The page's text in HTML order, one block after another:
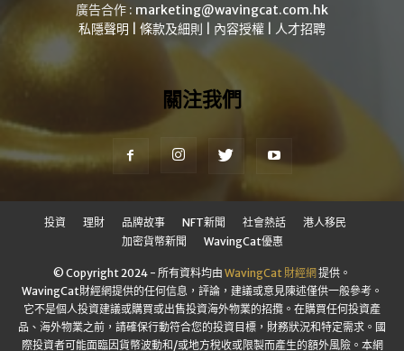
廣告合作 : marketing@wavingcat.com.hk
私隱聲明
條款及細則 內容授權 人才招聘
關注我們
投資 理財 品牌故事 NFT新聞 社會熱話
港人移民
加密貨幣新聞
WavingCat優惠
© Copyright 2024 - 所有資料均由 WavingCat 財經網提供。
WavingCat財經網提供的任何信息，評論，建議或意見陳述僅供一般參考。
它不是個人投資建議或購買或出售投資海外物業的招攬。在購買任何投資產
品、海外物業之前，請確保行動符合您的投資目標，財務狀況和特定需求。國
際投資者可能面臨因貨幣波動和/或地方稅收或限製而產生的額外風險。本網